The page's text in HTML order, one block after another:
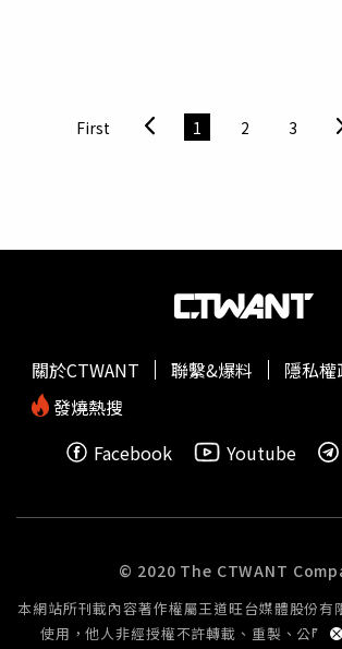
年與嘻哈教父德瑞博士、饒舌之神阿姆、
魂R&B歌姬瑪麗布萊姬等人，一同登上超
發行的歌曲以及新專輯《GNX》中的歌曲
「拉瑪先生，你知道如何玩這場遊戲嗎？
接著肯卓克帶來〈HUMBLE.〉和〈DNA.
當震撼。演出中段特別嘉賓SZA出場，與
軍曲〈luther〉和電影《
和，山繆再度出場說道：「這就是美國想
炒到最高，而與肯卓克同樣在康普頓長大
Williams（小威廉絲）更驚喜出場伴舞，
點。
First 1 2 3
關於CTWANT 聯繫&爆料
隱私權
發燒熱搜
Facebook
Youtube
© 2020 The CTWANT
本網站所刊載內容著作權屬王道旺台媒體股份有
使用，他人非經授權不許轉載、重製、公開